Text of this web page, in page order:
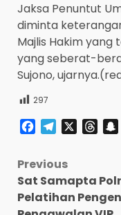
Jaksa Penuntut
diminta
Majlis Hakim
yang seberat-
Sujono,
297
Facebook
Telegram
Post
Previous
Sat Samapta
Pelatihan